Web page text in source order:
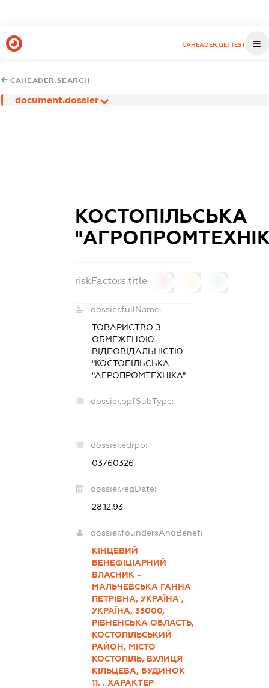
CAHEADER.GETTEST
CAHEADER.SEARCH
document.dossier
КОСТОПІЛЬСЬКА
riskFactors.title
dossier.fullName:
ТОВАРИСТВО З
ОБМЕЖЕНОЮ
ВІДПОВІДАЛЬНІСТЮ
"КОСТОПІЛЬСЬКА
"АГРОПРОМТЕХНІКА"
dossier.opfSubType:
-
dossier.edrpo:
03760326
dossier.regDate:
28.12.93
dossier.foundersAndBenef:
КІНЦЕВИЙ
БЕНЕФІЦІАРНИЙ
ВЛАСНИК -
МАЛЬЧЕВСЬКА ГАННА
ПЕТРІВНА, УКРАЇНА ,
УКРАЇНА, 35000,
РІВНЕНСЬКА ОБЛАСТЬ,
КОСТОПІЛЬСЬКИЙ
РАЙОН, МІСТО
КОСТОПІЛЬ, ВУЛИЦЯ
КІЛЬЦЕВА, БУДИНОК
11. . ХАРАКТЕР